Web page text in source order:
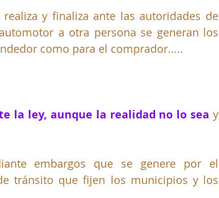
y finaliza ante las autoridades de
a otra persona se generan los
como para el comprador.....
la ley, aunque la realidad no lo sea y
embargos que se genere por el
tránsito que fijen los municipios y los